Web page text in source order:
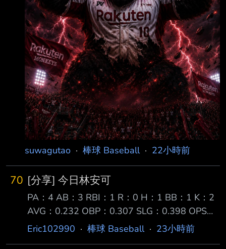
suwagutao · 棒球 Baseball· 22小時前
70 [分享] 今日林安可
PA：4 AB：3 RBI：1 R：0 H：1 BB：1 K：2
AVG：0.232 OBP：0.307 SLG：0.398 OPS：
0.705 【第一打席】空振 【第二打席】四球
Eric102990 · 棒球 Baseball· 23小時前